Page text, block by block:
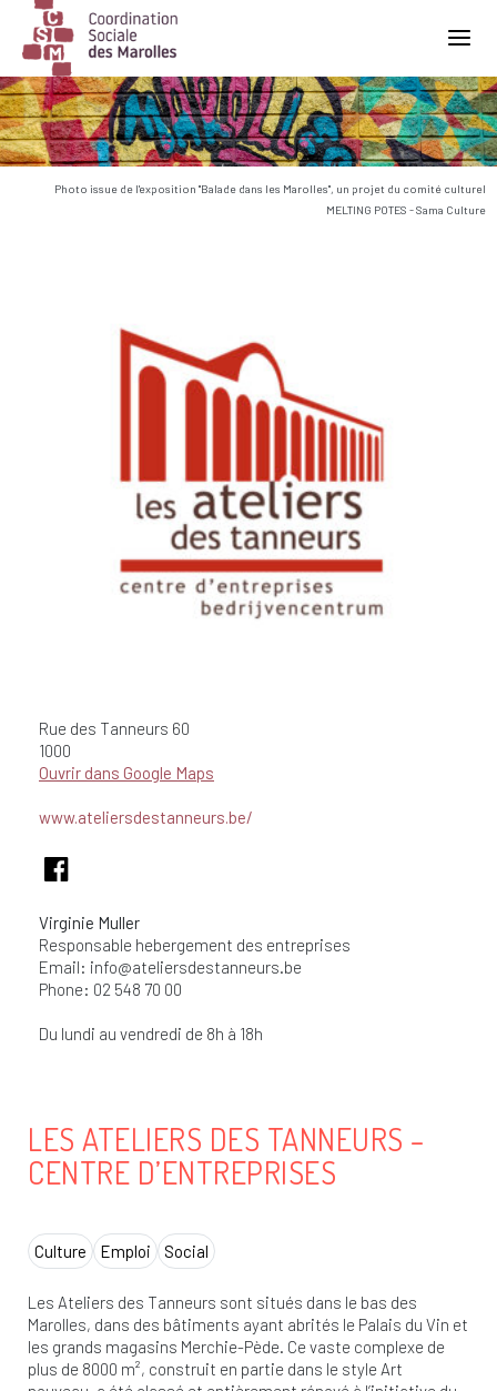
Main Navigation
Photo issue de l'exposition "Balade dans les Marolles", un projet du comité culturel
MELTING POTES - Sama Culture
Rue des Tanneurs 60
1000
Ouvrir dans Google Maps
www.ateliersdestanneurs.be/
Virginie Muller
Responsable hebergement des entreprises
Email: info@ateliersdestanneurs.be
Phone: 02 548 70 00
Du lundi au vendredi de 8h à 18h
LES ATELIERS DES TANNEURS –
CENTRE D’ENTREPRISES
Culture Emploi Social
Les Ateliers des Tanneurs sont situés dans le bas des
Marolles, dans des bâtiments ayant abrités le Palais du Vin et
les grands magasins Merchie-Pède. Ce vaste complexe de
plus de 8000 m², construit en partie dans le style Art